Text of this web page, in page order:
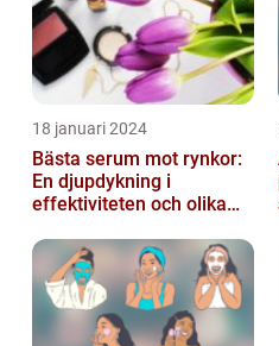
18 januari 2024
Bästa serum mot rynkor:
En djupdykning i
effektiviteten och olika